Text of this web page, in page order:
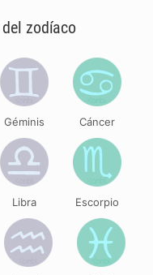
zodíaco
Géminis Cáncer
Libra Escorpio